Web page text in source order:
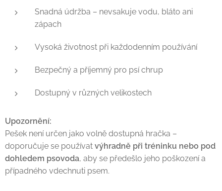
Snadná údržba – nevsakuje vodu, bláto ani
zápach
Vysoká životnost při každodenním používání
Bezpečný a příjemný pro psí chrup
Dostupný v různých velikostech
Upozornění:
Pešek není určen jako volně dostupná hračka –
doporučuje se používat výhradně při tréninku nebo pod
dohledem psovoda, aby se předešlo jeho poškození a
případného vdechnuti psem.